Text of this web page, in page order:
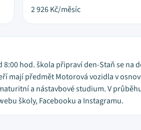
2 926Kč/měsíc
8:00 hod. škola připraví den-Staň se
mají předmět Motorová vozidla v
a nástavbové studium. V
školy, Facebooku a Instagramu.